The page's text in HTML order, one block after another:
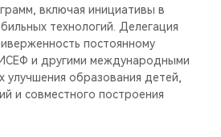
включая инициативы в
технологий. Делегация
постоянному
и другими международными
улучшения образования детей,
и совместного построения